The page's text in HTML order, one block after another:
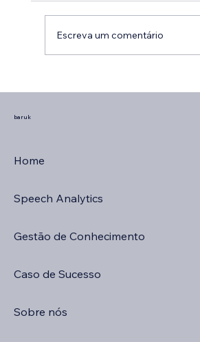
Escreva um comentário
baruk
Home
Speech Analytics
Gestão de Conhecimento
Caso de Sucesso
Sobre nós